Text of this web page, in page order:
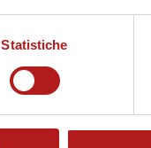
Statistiche